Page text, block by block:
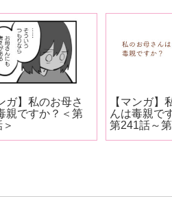
ガ】私のお母さ
親ですか？＜第
【マンガ】
んは毒親で
第241話～